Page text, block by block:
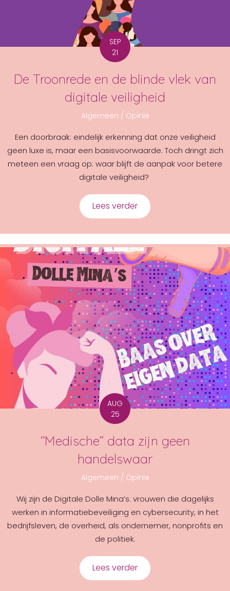
SEP
21
De Troonrede en de blinde vlek van
digitale veiligheid
Algemeen / Opinie
Een doorbraak: eindelijk erkenning dat onze veiligheid
geen luxe is, maar een basisvoorwaarde. Toch dringt zich
meteen een vraag op: waar blijft de aanpak voor betere
digitale veiligheid?
Lees verder about De Troonrede
AUG
25
“Medische” data zijn geen
handelswaar
Algemeen / Opinie
Wij zijn de Digitale Dolle Mina’s: vrouwen die dagelijks
werken in informatiebeveiliging en cybersecurity, in het
bedrijfsleven, de overheid, als ondernemer, nonprofits en
de politiek.
Lees verder about “Medische”